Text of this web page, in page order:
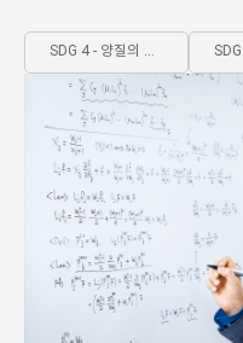
SDG 4 - 양질의 포괄적인 교육제공과 평생학습기회 제공